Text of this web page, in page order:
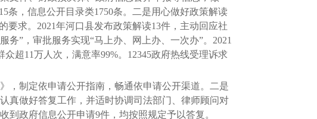
条，信息公开目录类1750条。二是用心做好政策解读
求。2021年河口县发布政策解读13件，主动回应社
”，审批服务实现“马上办、网上办、一次办”。2021
超11万人次，满意率99%。12345政府热线受理诉求
制定依申请公开指南，畅通依申请公开渠道。二是
真做好答复工作，并适时协调司法部门、律师顾问对
到政府信息公开申请9件，均按照规定予以答复。